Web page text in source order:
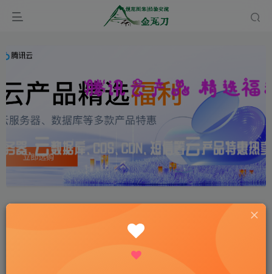
首页 经验分享 AI应用 正文
从零开始玩转OpenClaw：最全面的中文教程